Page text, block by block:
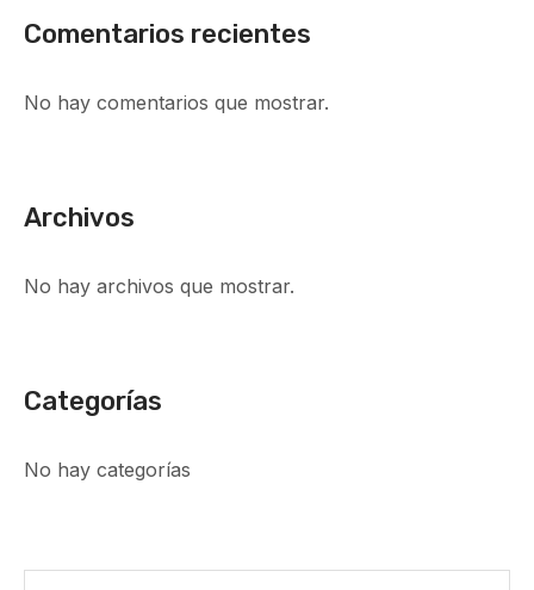
Comentarios recientes
No hay comentarios que mostrar.
Archivos
No hay archivos que mostrar.
Categorías
No hay categorías